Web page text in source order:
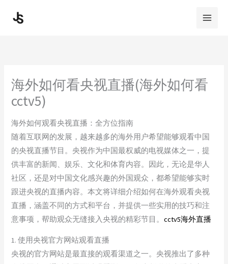
海外如何看央视直播(海外如何看
cctv5)
海外如何观看央视直播：全方位指南
随着互联网的发展，越来越多的海外用户希望能够观看中国
的央视直播节目。央视作为中国最权威的电视媒体之一，提
供丰富的新闻、娱乐、文化和体育内容。因此，无论是华人
社区，还是对中国文化感兴趣的外国观众，都希望能够实时
跟进央视的直播内容。本文将详细介绍如何在海外观看央视
直播，涵盖不同的方式和平台，并提供一些实用的技巧和注
意事项，帮助观众无缝接入央视的精彩节目。cctv5海外直播
1. 使用央视官方网站观看直播
央视的官方网站是最直接的观看渠道之一。央视推出了多种